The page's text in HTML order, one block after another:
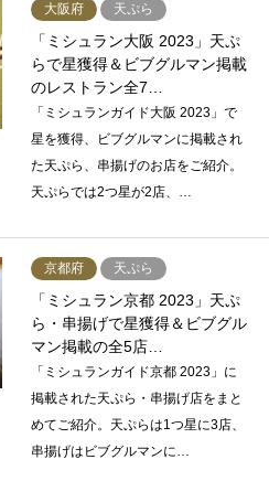
大阪府 天ぷら
「ミシュラン大阪 2023」天ぷ
らで星獲得＆ビブグルマン掲載
のレストラン全7…
「ミシュランガイド大阪 2023」で
星を獲得、ビブグルマンに掲載され
た天ぷら、串揚げのお店をご紹介。
天ぷらでは2つ星が2店、…
京都府 天ぷら
「ミシュラン京都 2023」天ぷ
ら・串揚げで星獲得＆ビブグル
マン掲載の全5店…
「ミシュランガイド京都 2023」に
掲載された天ぷら・串揚げ店をまと
めてご紹介。天ぷらは1つ星に3店、
串揚げはビブグルマンに…